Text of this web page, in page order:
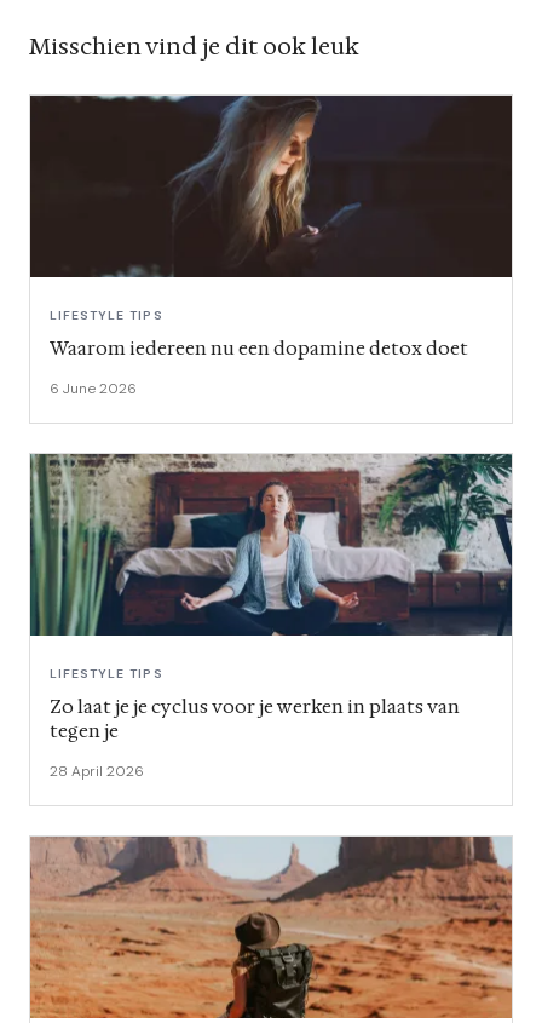
Misschien vind je dit ook leuk
LIFESTYLE TIPS
Waarom iedereen nu een dopamine detox doet
6 June 2026
LIFESTYLE TIPS
Zo laat je je cyclus voor je werken in plaats van
tegen je
28 April 2026